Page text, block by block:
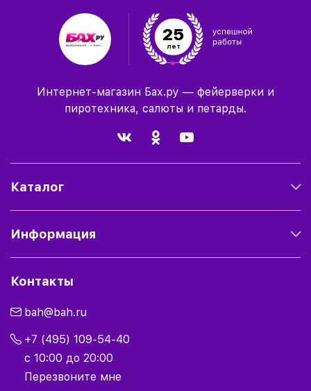
25
лет
Интернет-магазин Бах.ру — фейерверки и
пиротехника, салюты и петарды.
Каталог
Информация
Контакты
bah@bah.ru
+7 (495) 109-54-40
с 10:00 до 20:00
Перезвоните мне